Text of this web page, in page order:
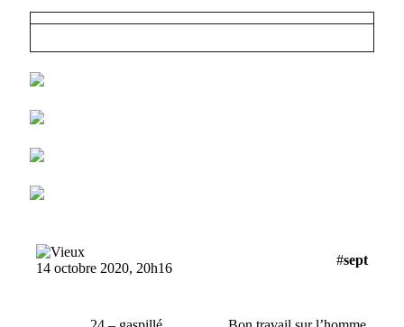
14 octobre 2020, 20h16
#sept